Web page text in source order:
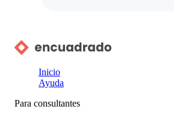
Inicio
Ayuda
Para consultantes